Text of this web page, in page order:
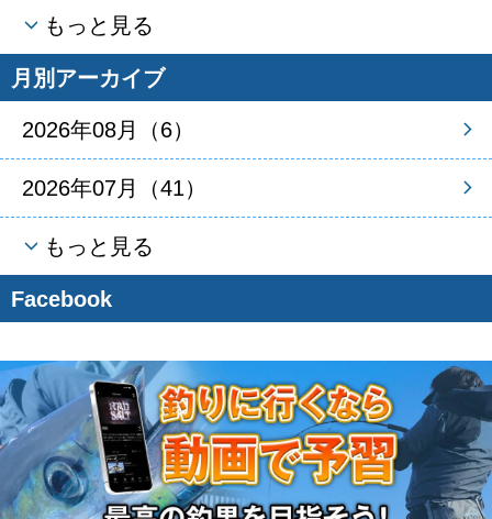
もっと見る
月別アーカイブ
2026年08月（6）
2026年07月（41）
もっと見る
Facebook